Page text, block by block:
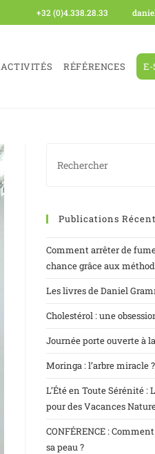
+32 (0)4.338.28.33
ACTIVITÉS RÉFÉRENCES E-
Publications
Comment arrêter de
chance grâce aux
Les livres de Daniel
Cholestérol : une
Journée porte ouverte à
Moringa : l’arbre miracle ?
L’Été en Toute Sérénité :
pour des Vacances
CONFÉRENCE :
sa peau ?